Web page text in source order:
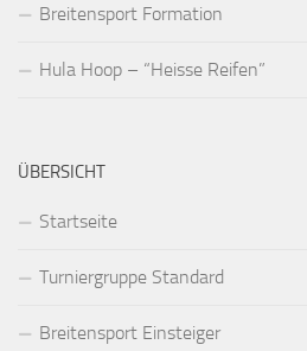
Breitensport Formation
Hula Hoop – “Heisse Reifen”
ÜBERSICHT
Startseite
Turniergruppe Standard
Breitensport Einsteiger